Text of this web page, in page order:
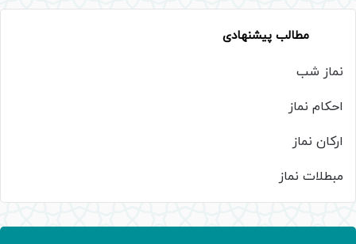
مطالب پیشنهادی
نماز شب
احکام نماز
ارکان نماز
مبطلات نماز